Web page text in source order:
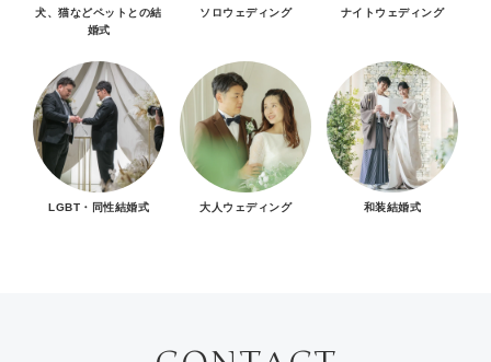
犬、猫などペットとの結
婚式
ソロウェディング ナイトウェディング
LGBT・同性結婚式 大人ウェディング 和装結婚式